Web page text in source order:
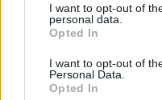
I want to opt-out of
personal data.
Opted In
I want to opt-out of
Personal Data.
Opted In
Prima sport - co nabídne v prvním